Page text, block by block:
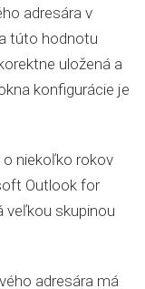
adresára v
túto hodnotu
uložená a
konfigurácie je
niekoľko rokov
Outlook for
veľkou skupinou
adresára má